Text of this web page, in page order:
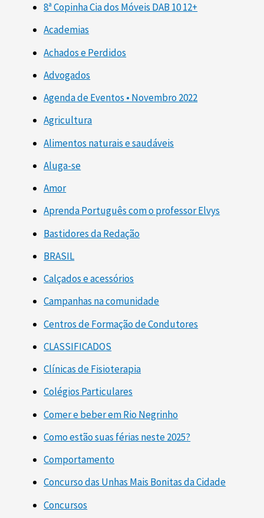
8ª Copinha Cia dos Móveis DAB 10 12+
Academias
Achados e Perdidos
Advogados
Agenda de Eventos • Novembro 2022
Agricultura
Alimentos naturais e saudáveis
Aluga-se
Amor
Aprenda Português com o professor Elvys
Bastidores da Redação
BRASIL
Calçados e acessórios
Campanhas na comunidade
Centros de Formação de Condutores
CLASSIFICADOS
Clínicas de Fisioterapia
Colégios Particulares
Comer e beber em Rio Negrinho
Como estão suas férias neste 2025?
Comportamento
Concurso das Unhas Mais Bonitas da Cidade
Concursos